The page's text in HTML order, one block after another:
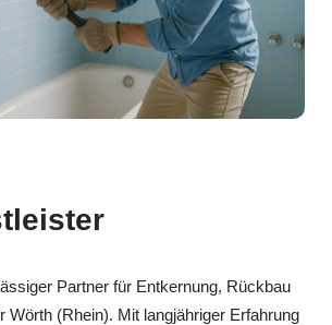
Partner für Entkernung, Rückbau
Wörth (Rhein). Mit langjähriger Erfahrung